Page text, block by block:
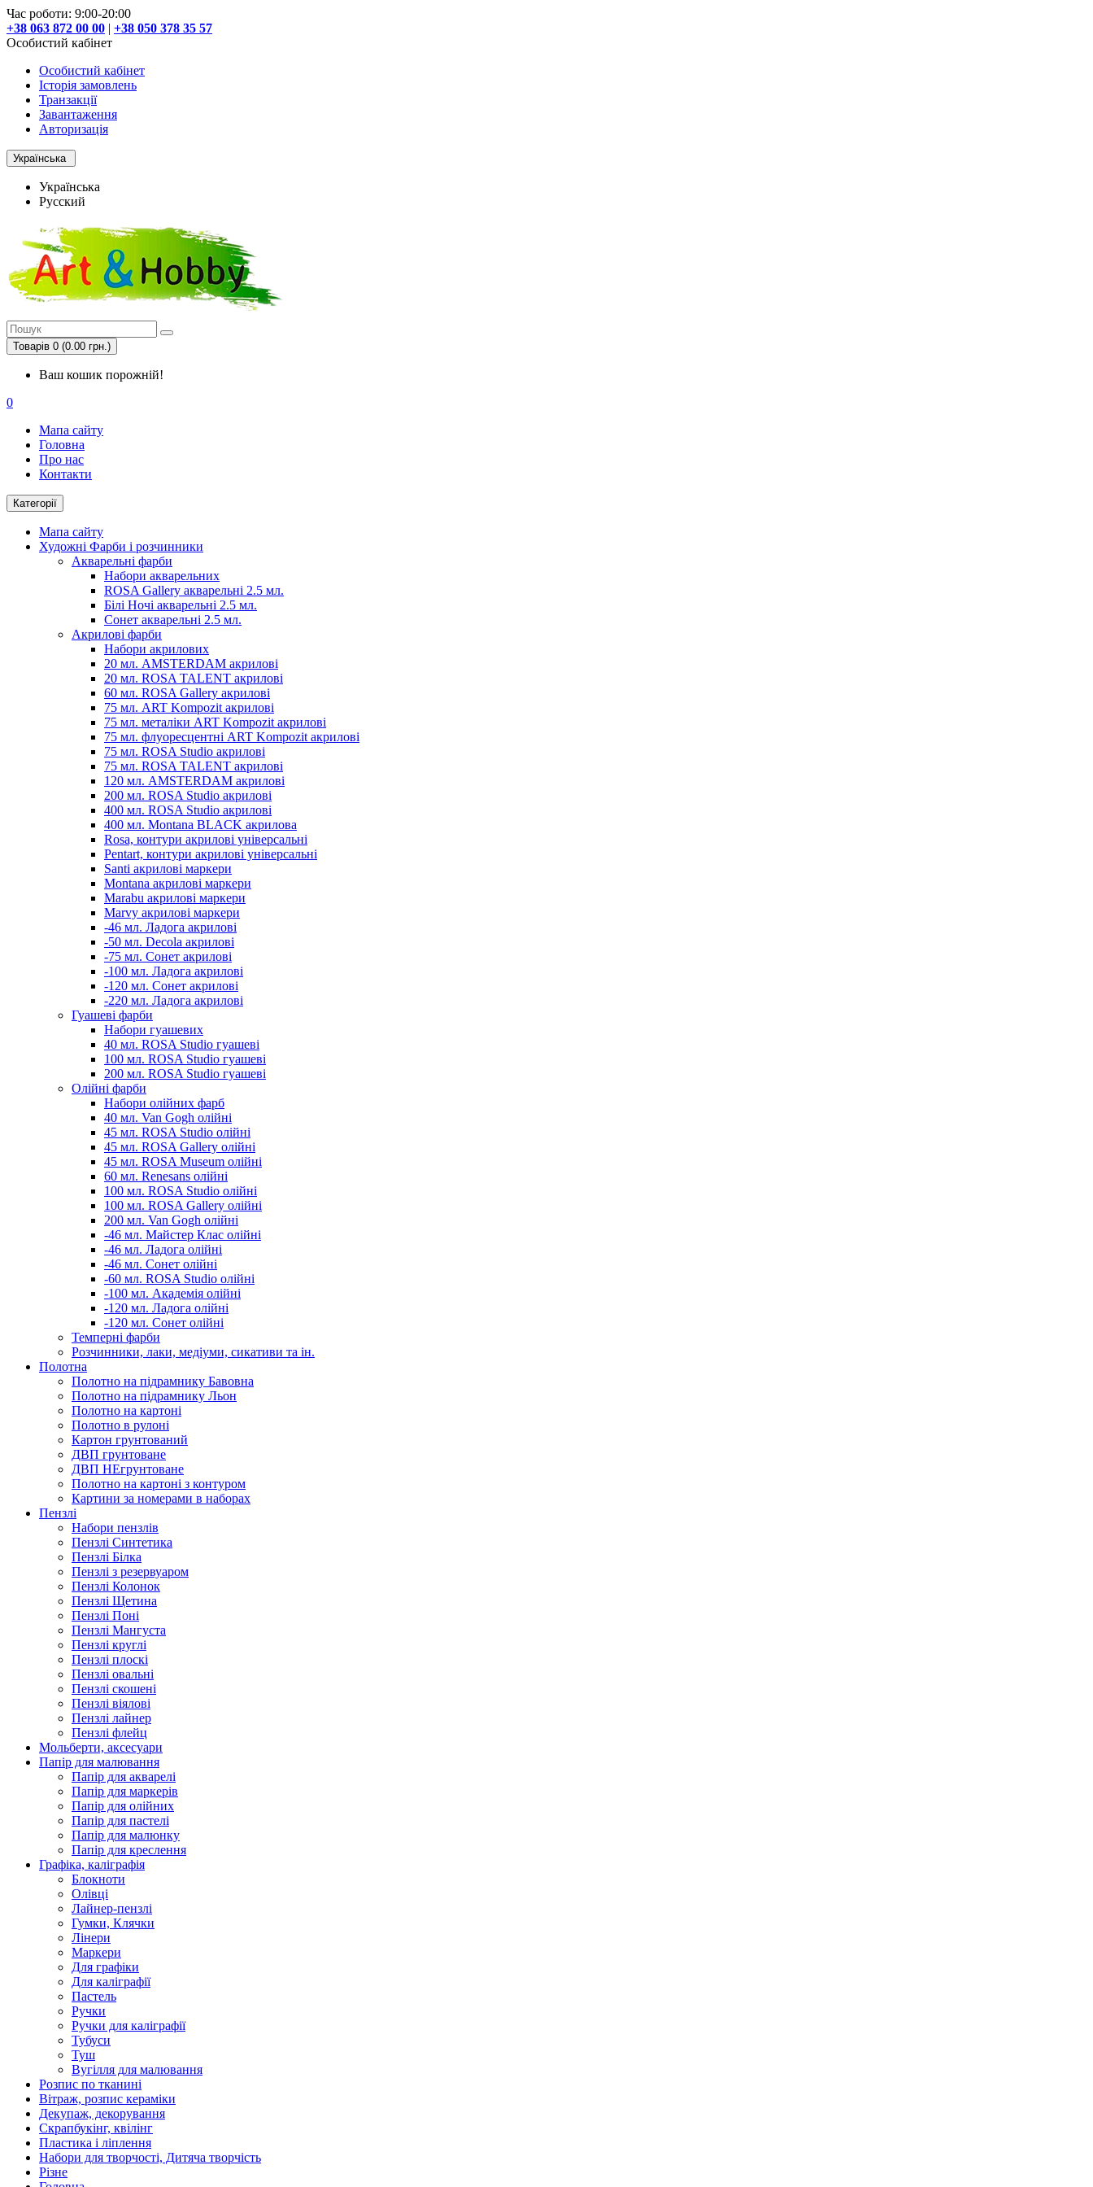
Час роботи: 9:00-20:00
+38 063 872 00 00 | +38 050 378 35 57
Особистий кабінет
Особистий кабінет
Історія замовлень
Транзакції
Завантаження
Авторизація
Українська
Українська
Русский
Товарів 0 (0.00 грн.)
Ваш кошик порожній!
0
Мапа сайту
Головна
Про нас
Контакти
Категорії
Мапа сайту
Художні Фарби і розчинники
Акварельні фарби
Набори акварельних
ROSA Gallery акварельні 2.5 мл.
Білі Ночі акварельні 2.5 мл.
Сонет акварельні 2.5 мл.
Акрилові фарби
Набори акрилових
20 мл. AMSTERDAM акрилові
20 мл. ROSA TALENT акрилові
60 мл. ROSA Gallery акрилові
75 мл. ART Kompozit акрилові
75 мл. металіки ART Kompozit акрилові
75 мл. флуоресцентні ART Kompozit акрилові
75 мл. ROSA Studio акрилові
75 мл. ROSA TALENT акрилові
120 мл. AMSTERDAM акрилові
200 мл. ROSA Studio акрилові
400 мл. ROSA Studio акрилові
400 мл. Montana BLACK акрилова
Rosa, контури акрилові універсальні
Pentart, контури акрилові універсальні
Santi акрилові маркери
Montana акрилові маркери
Marabu акрилові маркери
Marvy акрилові маркери
-46 мл. Ладога акрилові
-50 мл. Decola акрилові
-75 мл. Сонет акрилові
-100 мл. Ладога акрилові
-120 мл. Сонет акрилові
-220 мл. Ладога акрилові
Гуашеві фарби
Набори гуашевих
40 мл. ROSA Studio гуашеві
100 мл. ROSA Studio гуашеві
200 мл. ROSA Studio гуашеві
Олійні фарби
Набори олійних фарб
40 мл. Van Gogh олійні
45 мл. ROSA Studio олійні
45 мл. ROSA Gallery олійні
45 мл. ROSA Museum олійні
60 мл. Renesans олійні
100 мл. ROSA Studio олійні
100 мл. ROSA Gallery олійні
200 мл. Van Gogh олійні
-46 мл. Майстер Клас олійні
-46 мл. Ладога олійні
-46 мл. Сонет олійні
-60 мл. ROSA Studio олійні
-100 мл. Академія олійні
-120 мл. Ладога олійні
-120 мл. Сонет олійні
Темперні фарби
Розчинники, лаки, медіуми, сикативи та ін.
Полотна
Полотно на підрамнику Бавовна
Полотно на підрамнику Льон
Полотно на картоні
Полотно в рулоні
Картон грунтований
ДВП грунтоване
ДВП НЕгрунтоване
Полотно на картоні з контуром
Картини за номерами в наборах
Пензлі
Набори пензлів
Пензлі Синтетика
Пензлі Білка
Пензлі з резервуаром
Пензлі Колонок
Пензлі Щетина
Пензлі Поні
Пензлі Мангуста
Пензлі круглі
Пензлі плоскі
Пензлі овальні
Пензлі скошені
Пензлі віялові
Пензлі лайнер
Пензлі флейц
Мольберти, аксесуари
Папір для малювання
Папір для акварелі
Папір для маркерів
Папір для олійних
Папір для пастелі
Папір для малюнку
Папір для креслення
Графіка, каліграфія
Блокноти
Олівці
Лайнер-пензлі
Гумки, Клячки
Лінери
Маркери
Для графіки
Для каліграфії
Пастель
Ручки
Ручки для каліграфії
Тубуси
Туш
Вугілля для малювання
Розпис по тканині
Вітраж, розпис кераміки
Декупаж, декорування
Скрапбукінг, квілінг
Пластика і ліплення
Набори для творчості, Дитяча творчість
Різне